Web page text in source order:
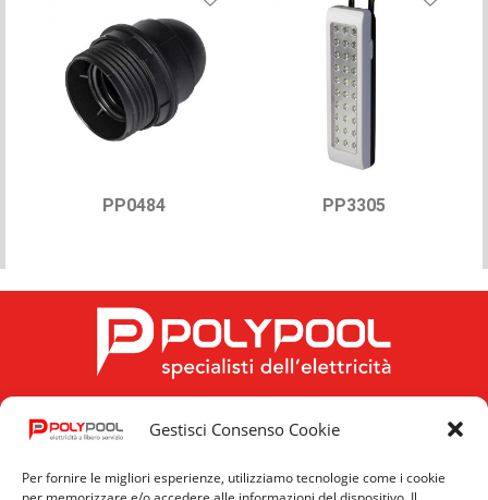
Gestisci Consenso Cookie
Per fornire le migliori esperienze, utilizziamo tecnologie come i cookie
PP0484 PP3305